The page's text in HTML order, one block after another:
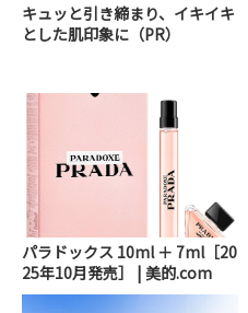
キュッと引き締まり、イキイキ
とした肌印象に（PR）
パラドックス 10ml ＋ 7ml［20
25年10月発売］ | 美的.com